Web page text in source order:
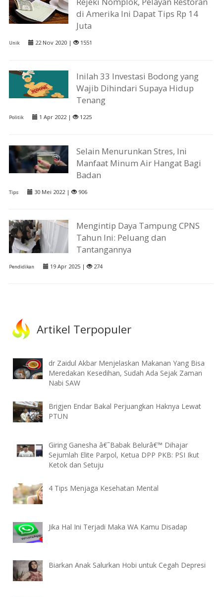
di Amerika Ini Dapat Tips Rp 14
Juta
Unik 22 Nov 2020 | 1551
Inilah 33 Investasi Bodong yang
Wajib Dihindari Supaya Hidup
Tenang
Politik 1 Apr 2022 | 1225
Selain Menurunkan Stres, Ini
Manfaat Minum Air Hangat Bagi
Badan
Tips 30 Mei 2022 | 906
Mengintip Daya Tampung CPNS
Tahun Ini: Peluang dan
Tantangannya
Pendidikan 19 Apr 2025 | 274
Artikel Terpopuler
dr Zaidul Akbar Menjelaskan Makanan Yang Bisa
Meredakan Kesedihan, Sudah Ada Sejak Zaman
Nabi SAW
Brigjen Endar Bakal Perjuangkan Haknya Lewat
PTUN
Giring Ganesha â€˜Babak Belurâ€™ Dihajar
Sejumlah Elite Parpol, Ketua DPP PKB: PSI Ikut
Ketok dan Setuju
4 Tips Menjaga Kesehatan Mental
Jika Hal Ini Terjadi Maka WA Kamu Disadap
Biarkan Anak Salurkan Hobi untuk Cegah Depresi